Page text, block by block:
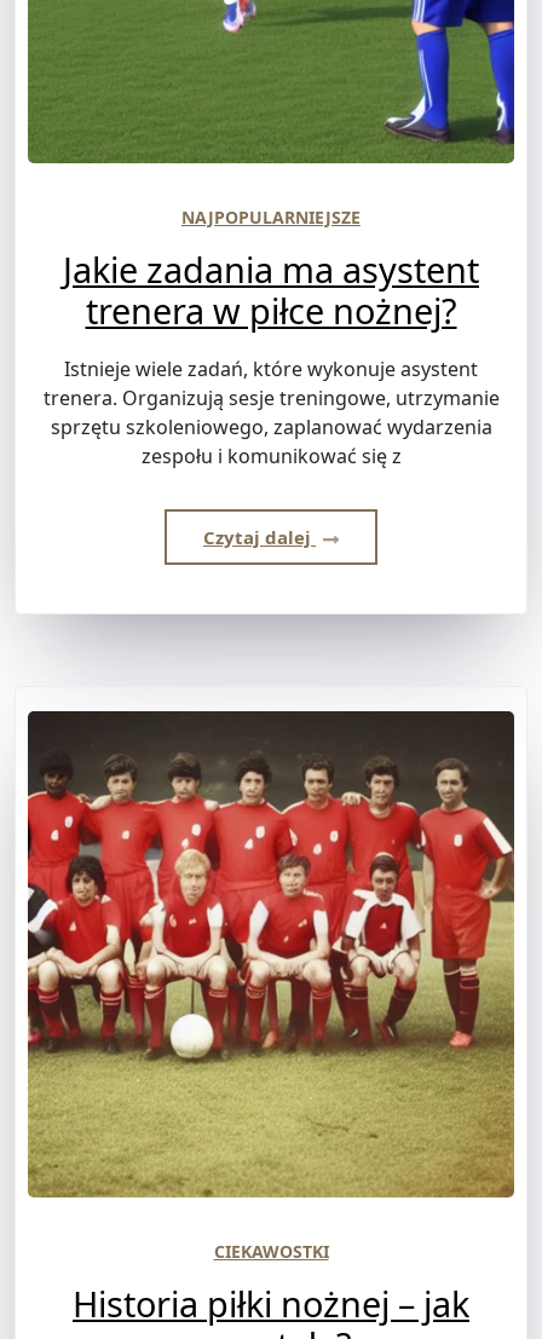
NAJPOPULARNIEJSZE
Jakie zadania ma asystent
trenera w piłce nożnej?
Istnieje wiele zadań, które wykonuje asystent
trenera. Organizują sesje treningowe, utrzymanie
sprzętu szkoleniowego, zaplanować wydarzenia
zespołu i komunikować się z
Czytaj dalej
CIEKAWOSTKI
Historia piłki nożnej – jak